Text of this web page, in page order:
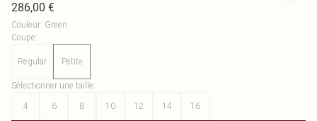
286,00 €
Couleur: Green
Coupe:
Regular Petite
Sélectionner une taille:
4
6 8 10 12 14 16